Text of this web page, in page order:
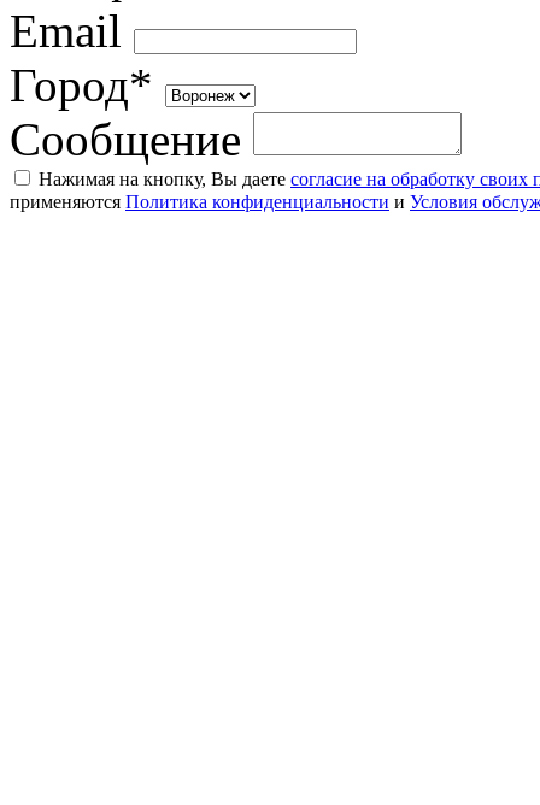
Email
Город*
Сообщение
Нажимая на кнопку, Вы даете согласие на обработку
применяются Политика конфиденциальности и Условия